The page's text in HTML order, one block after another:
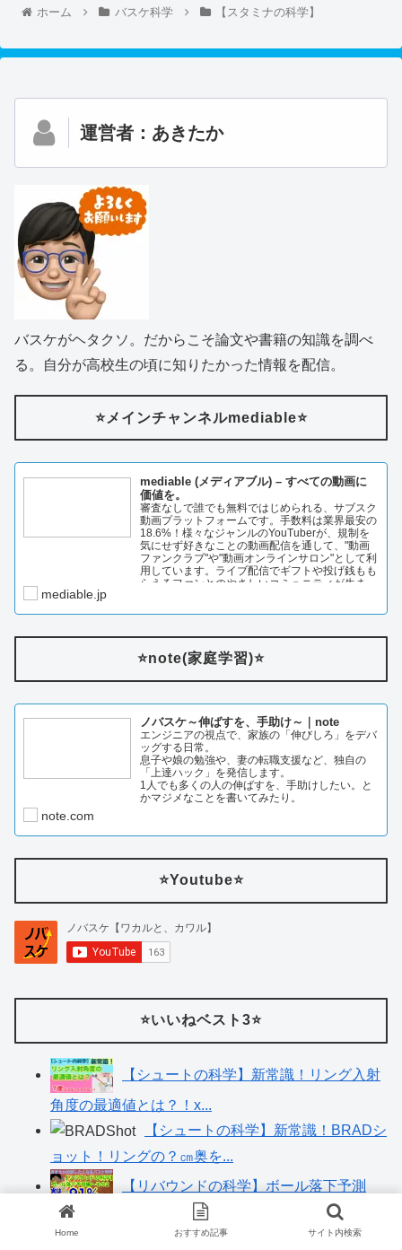
ホーム バスケ科学 【スタミナの科学】
運営者：あきたか
バスケがヘタクソ。だからこそ論文や書籍の知識を調べ
る。自分が高校生の頃に知りたかった情報を配信。
⭐️メインチャンネルmediable⭐️
mediable (メディアブル) – すべての動画に
価値を。
審査なしで誰でも無料ではじめられる、サブスク
動画プラットフォームです。手数料は業界最安の
18.6%！様々なジャンルのYouTuberが、規制を
気にせず好きなことの動画配信を通して、"動画
ファンクラブ"や"動画オンラインサロン"として利
用しています。ライブ配信でギフトや投げ銭もも
らえるファンとのやさしいコミュニティが生ま…
mediable.jp
⭐️note(家庭学習)⭐️
ノバスケ～伸ばすを、手助け～｜note
エンジニアの視点で、家族の「伸びしろ」をデバ
ッグする日常。
息子や娘の勉強や、妻の転職支援など、独自の
「上達ハック」を発信します。
1人でも多くの人の伸ばすを、手助けしたい。と
かマジメなことを書いてみたり。
note.com
⭐️Youtube⭐️
⭐️いいねベスト3⭐️
【シュートの科学】新常識！リング入射
角度の最適値とは？！x...
【シュートの科学】新常識！BRADシ
ョット！リングの？㎝奥を...
【リバウンドの科学】ボール落下予測
編〜その2～実は91%がx...
Home おすすめ記事 サイト内検索